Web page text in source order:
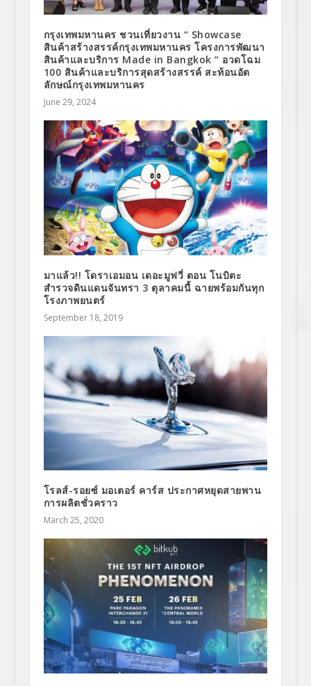
กรุงเทพมหานคร ชวนเที่ยวงาน “ Showcase
สินค้าสร้างสรรค์กรุงเทพมหานคร โครงการพัฒนา
สินค้าและบริการ Made in Bangkok ” อวดโฉม
100 สินค้าและบริการสุดสร้างสรรค์ สะท้อนอัต
ลักษณ์กรุงเทพมหานคร
June 29, 2024
มาแล้ว!! โดราเอมอน เดอะมูฟวี่ ตอน โนบิตะ
สำรวจดินแดนจันทรา 3 ตุลาคมนี้ ฉายพร้อมกันทุก
โรงภาพยนตร์
September 18, 2019
โรลส์-รอยซ์ มอเตอร์ คาร์ส ประกาศหยุดสายพาน
การผลิตชั่วคราว
March 25, 2020